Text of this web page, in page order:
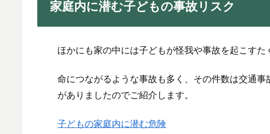
家庭内に潜む子どもの事故リスク
ほかにも家の中には子どもが怪我や事故を起こすた
命につながるような事故も多く、その件数は交通
がありましたのでご紹介します。
子どもの家庭内に潜む危険